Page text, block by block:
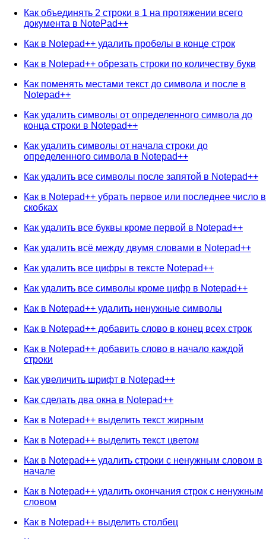
Как объединять 2 строки в 1 на протяжении всего
документа в NotePad++
Как в Notepad++ удалить пробелы в конце строк
Как в Notepad++ обрезать строки по количеству букв
Как поменять местами текст до символа и после в
Notepad++
Как удалить символы от определенного символа до
конца строки в Notepad++
Как удалить символы от начала строки до
определенного символа в Notepad++
Как удалить все символы после запятой в Notepad++
Как в Notepad++ убрать первое или последнее число в
скобках
Как удалить все буквы кроме первой в Notepad++
Как удалить всё между двумя словами в Notepad++
Как удалить все цифры в тексте Notepad++
Как удалить все символы кроме цифр в Notepad++
Как в Notepad++ удалить ненужные символы
Как в Notepad++ добавить слово в конец всех строк
Как в Notepad++ добавить слово в начало каждой
строки
Как увеличить шрифт в Notepad++
Как сделать два окна в Notepad++
Как в Notepad++ выделить текст жирным
Как в Notepad++ выделить текст цветом
Как в Notepad++ удалить строки с ненужным словом в
начале
Как в Notepad++ удалить окончания строк с ненужным
словом
Как в Notepad++ выделить столбец